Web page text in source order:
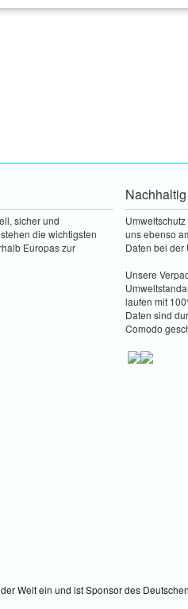
sicher und
die wichtigsten
Europas zur
uns ebenso
Daten bei der
Unsere
laufen mit
Daten sind
Comodo
Welt ein und ist Sponsor des